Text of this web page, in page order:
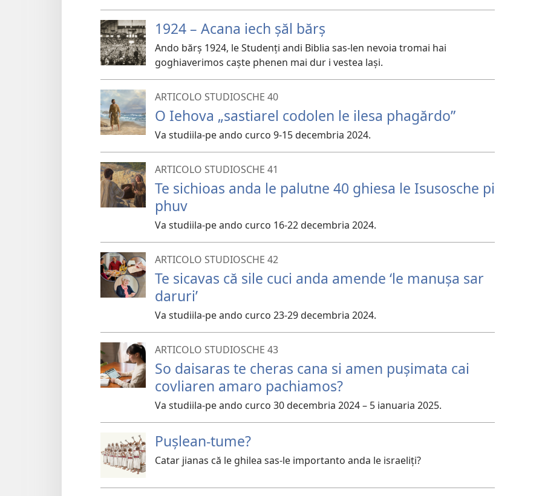
1924 – Acana iech șăl bărș
Ando bărș 1924, le Studenți andi Biblia sas-len nevoia tromai hai
goghiaverimos caște phenen mai dur i vestea lași.
ARTICOLO STUDIOSCHE 40
O Iehova „sastiarel codolen le ilesa phagărdo”
Va studiila-pe ando curco 9-15 decembria 2024.
ARTICOLO STUDIOSCHE 41
Te sichioas anda le palutne 40 ghiesa le Isusosche pi
phuv
Va studiila-pe ando curco 16-22 decembria 2024.
ARTICOLO STUDIOSCHE 42
Te sicavas că sile cuci anda amende ‘le manușa sar
daruri’
Va studiila-pe ando curco 23-29 decembria 2024.
ARTICOLO STUDIOSCHE 43
So daisaras te cheras cana si amen pușimata cai
covliaren amaro pachiamos?
Va studiila-pe ando curco 30 decembria 2024 – 5 ianuaria 2025.
Pușlean-tume?
Catar jianas că le ghilea sas-le importanto anda le israeliți?